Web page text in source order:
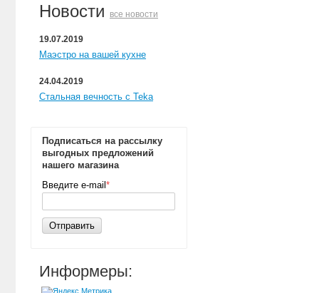
Новости все новости
19.07.2019
Маэстро на вашей кухне
24.04.2019
Стальная вечность с Teka
Подписаться на рассылку
выгодных предложений
нашего магазина
Введите e-mail *
Отправить
Информеры: